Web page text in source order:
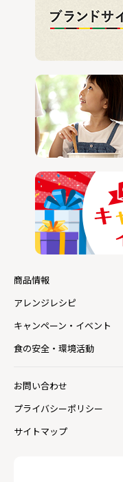
商品情報
アレンジレシピ
キャンペーン・イベント
食の安全・環境活動
お問い合わせ
プライバシーポリシー
サイトマップ